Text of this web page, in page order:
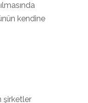
kendine
şirketler